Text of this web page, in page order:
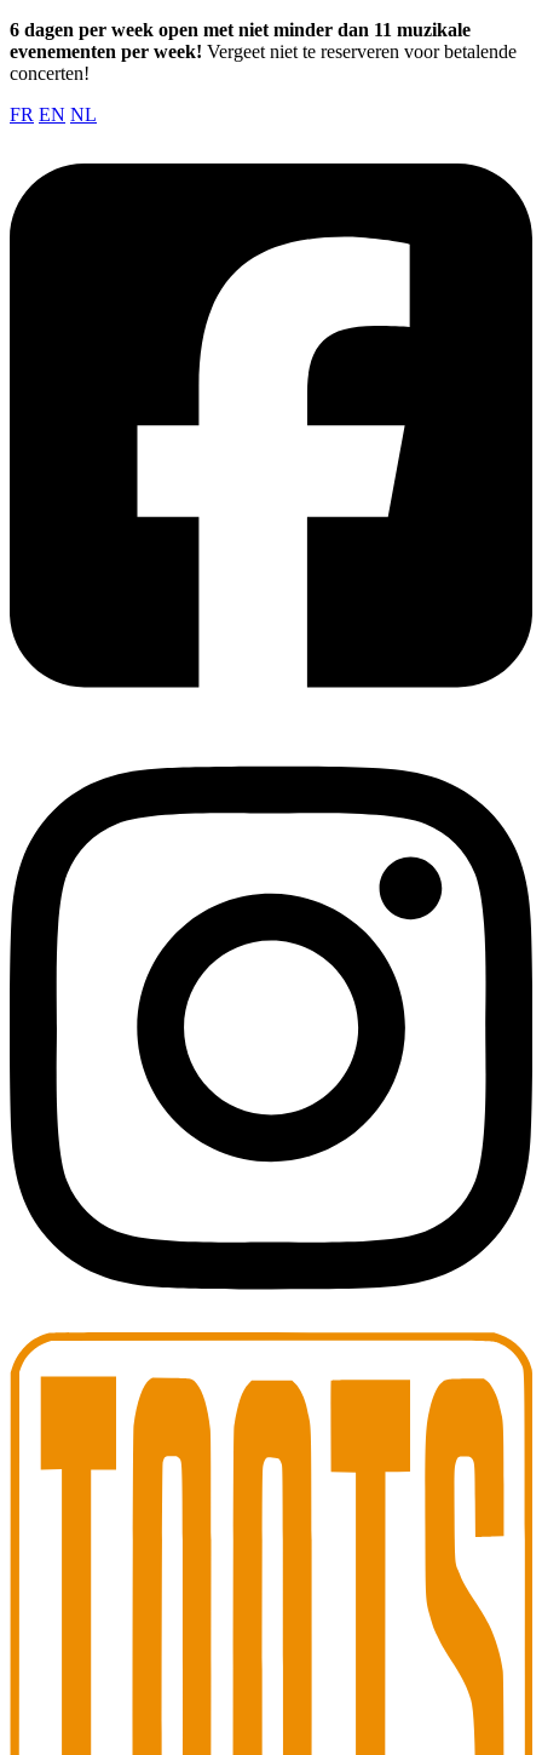
6 dagen per week open met niet minder dan 11 muzikale
evenementen per week! Vergeet niet te reserveren voor betalende
concerten!
FR EN NL
Toots Jazz Club